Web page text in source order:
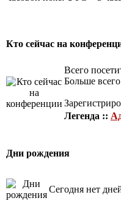
Кто сейчас на
Всего
Больше
Легенда ::
Дни рождения
Сегодня нет